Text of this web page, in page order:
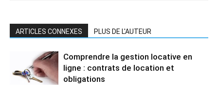
ARTICLES CONNEXES PLUS DE L'AUTEUR
Comprendre la gestion locative en
ligne : contrats de location et
obligations